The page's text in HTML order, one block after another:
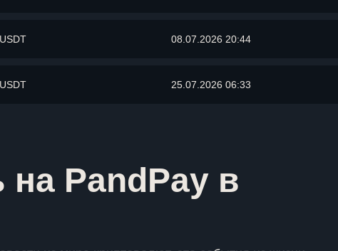
08.07.2026 20:44
25.07.2026 06:33
PandPay в